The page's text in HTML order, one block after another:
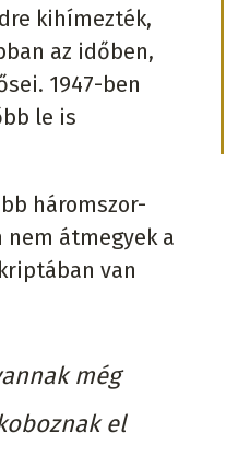
kihímezték,
az időben,
1947-ben
le is
háromszor-
nem átmegyek a
van
még
el